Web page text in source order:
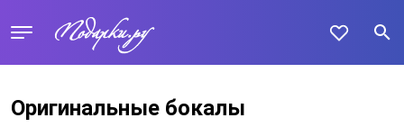
Оригинальные бокалы